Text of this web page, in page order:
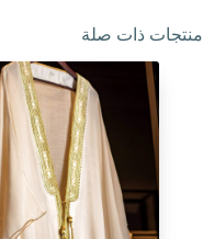
منتجات ذات صلة